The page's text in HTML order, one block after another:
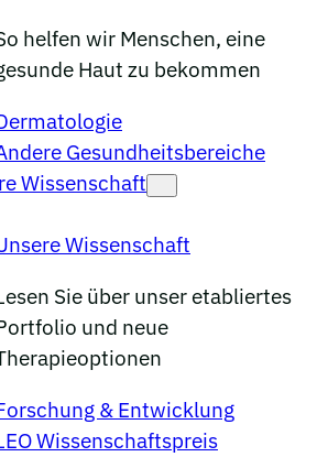
helfen wir Menschen, eine
Haut zu bekommen
Gesundheitsbereiche
Wissenschaft
Wissenschaft
Sie über unser etabliertes
und neue
& Entwicklung
Wissenschaftspreis